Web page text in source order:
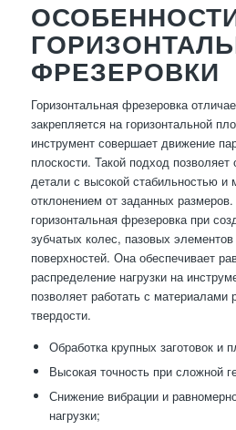
ФРЕЗЕРОВКИ
Горизонтальная фрезеровка
закрепляется на горизонтальной
инструмент совершает движение
плоскости. Такой подход
детали с высокой стабильностью
отклонением от заданных
горизонтальная фрезеровка при
зубчатых колес, пазовых
поверхностей. Она обеспечивает
распределение нагрузки на
позволяет работать с материалами
твердости.
Обработка крупных заготовок и
Высокая точность при сложной
Снижение вибрации и
нагрузки;